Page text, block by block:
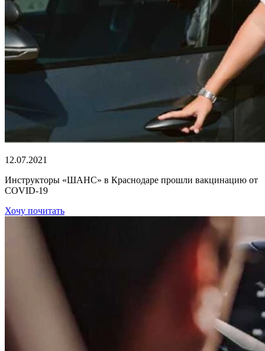
12.07.2021
Инструкторы «ШАНС» в Краснодаре прошли вакцинацию от
COVID-19
Хочу почитать